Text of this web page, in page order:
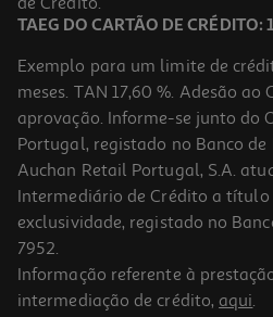
Promoção
-24%
Geleira Rígida Trendy Lineart 5l
TAEG DO CARTÃO DE CRÉDITO:
Exemplo para um limite de
meses. TAN 17,60 %. Adesão
aprovação. Informe-se junto do
Portugal, registado no Banco de
Auchan Retail Portugal, S.A.
Intermediário de Crédito a título
exclusividade, registado no
7952.
Informação referente à
intermediação de crédito, aqui.